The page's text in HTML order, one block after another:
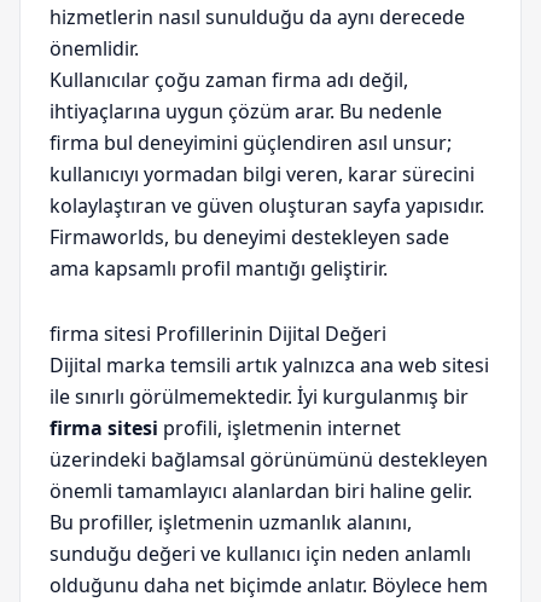
hizmetlerin nasıl sunulduğu da aynı derecede
önemlidir.
Kullanıcılar çoğu zaman firma adı değil,
ihtiyaçlarına uygun çözüm arar. Bu nedenle
firma bul deneyimini güçlendiren asıl unsur;
kullanıcıyı yormadan bilgi veren, karar sürecini
kolaylaştıran ve güven oluşturan sayfa yapısıdır.
Firmaworlds, bu deneyimi destekleyen sade
ama kapsamlı profil mantığı geliştirir.
firma sitesi Profillerinin Dijital Değeri
Dijital marka temsili artık yalnızca ana web sitesi
ile sınırlı görülmemektedir. İyi kurgulanmış bir
firma sitesi profili, işletmenin internet
üzerindeki bağlamsal görünümünü destekleyen
önemli tamamlayıcı alanlardan biri haline gelir.
Bu profiller, işletmenin uzmanlık alanını,
sunduğu değeri ve kullanıcı için neden anlamlı
olduğunu daha net biçimde anlatır. Böylece hem